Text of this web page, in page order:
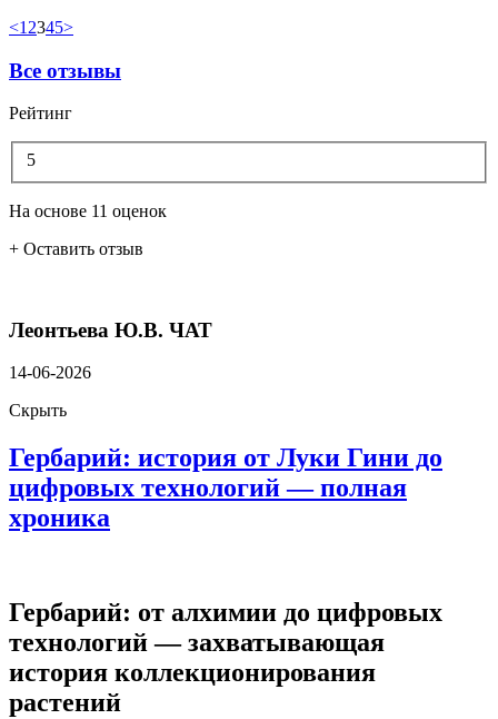
<1 2345>
Все отзывы
Рейтинг
5
На основе 11 оценок
+ Оставить отзыв
Леонтьева Ю.В. ЧАТ
14-06-2026
Скрыть
Гербарий: история от Луки Гини до
цифровых технологий — полная
хроника
Гербарий: от алхимии до цифровых
технологий — захватывающая
история коллекционирования
растений